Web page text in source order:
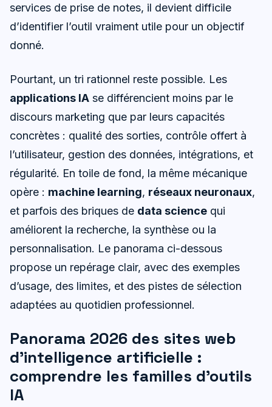
services de prise de notes, il devient difficile
d’identifier l’outil vraiment utile pour un objectif
donné.
Pourtant, un tri rationnel reste possible. Les
applications IA se différencient moins par le
discours marketing que par leurs capacités
concrètes : qualité des sorties, contrôle offert à
l’utilisateur, gestion des données, intégrations, et
régularité. En toile de fond, la même mécanique
opère : machine learning, réseaux neuronaux,
et parfois des briques de data science qui
améliorent la recherche, la synthèse ou la
personnalisation. Le panorama ci-dessous
propose un repérage clair, avec des exemples
d’usage, des limites, et des pistes de sélection
adaptées au quotidien professionnel.
Panorama 2026 des sites web
d’intelligence artificielle :
comprendre les familles d’outils
IA